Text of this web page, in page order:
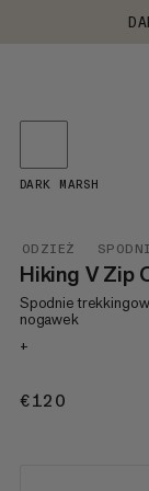
ODZIEŻ
Hiking V Zip
Spodnie
nogawek
+
€120
DARK MARSH